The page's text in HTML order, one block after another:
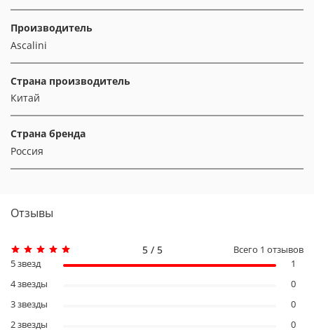
Производитель
Ascalini
Страна производитель
Китай
Страна бренда
Россия
Отзывы
5 / 5 Всего 1 отзывов
5 звезд
1
4 звезды
0
3 звезды
0
2 звезды
0